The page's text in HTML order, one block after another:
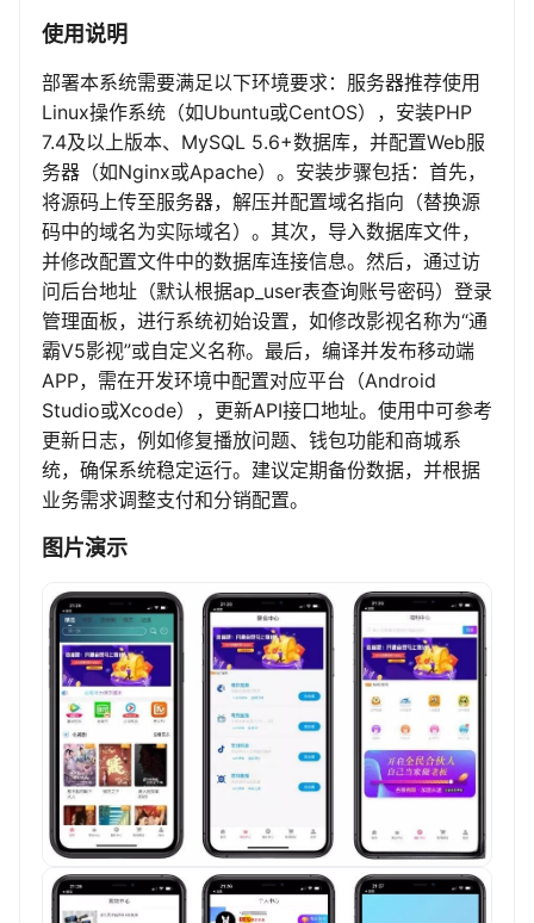
使用说明
部署本系统需要满足以下环境要求：服务器推荐使用
Linux操作系统（如Ubuntu或CentOS），安装PHP
7.4及以上版本、MySQL 5.6+数据库，并配置Web服
务器（如Nginx或Apache）。安装步骤包括：首先，
将源码上传至服务器，解压并配置域名指向（替换源
码中的域名为实际域名）。其次，导入数据库文件，
并修改配置文件中的数据库连接信息。然后，通过访
问后台地址（默认根据ap_user表查询账号密码）登录
管理面板，进行系统初始设置，如修改影视名称为“通
霸V5影视”或自定义名称。最后，编译并发布移动端
APP，需在开发环境中配置对应平台（Android
Studio或Xcode），更新API接口地址。使用中可参考
更新日志，例如修复播放问题、钱包功能和商城系
统，确保系统稳定运行。建议定期备份数据，并根据
业务需求调整支付和分销配置。
图片演示